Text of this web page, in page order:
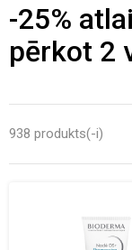
-25%
pērkot 2
938 produkts(-i)